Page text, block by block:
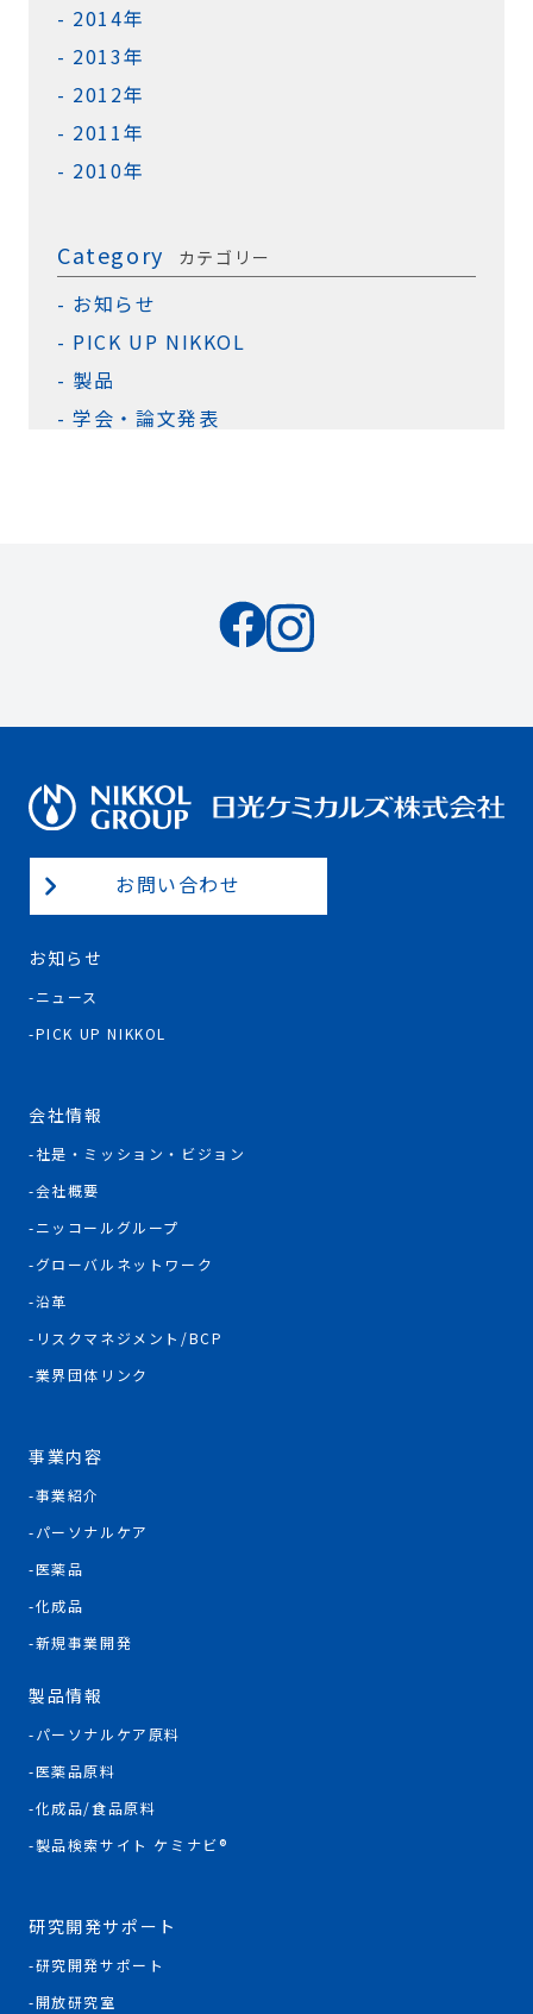
2014年
2013年
2012年
2011年
2010年
Category カテゴリー
お知らせ
PICK UP NIKKOL
製品
学会・論文発表
お問い合わせ
お知らせ
ニュース
PICK UP NIKKOL
会社情報
社是・ミッション・ビジョン
会社概要
ニッコールグループ
グローバルネットワーク
沿革
リスクマネジメント/BCP
業界団体リンク
事業内容
事業紹介
パーソナルケア
医薬品
化成品
新規事業開発
製品情報
パーソナルケア原料
医薬品原料
化成品/食品原料
製品検索サイト ケミナビ®
研究開発サポート
研究開発サポート
開放研究室